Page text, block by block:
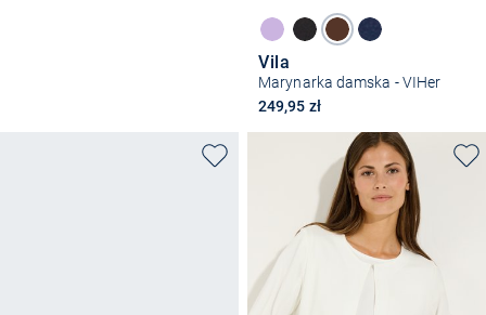
Vila
Marynarka damska - VIHer
249,95 zł